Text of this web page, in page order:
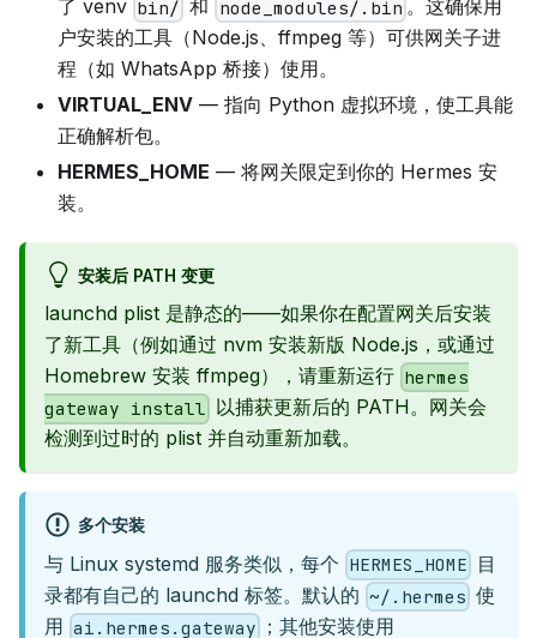
了 venv bin/ 和 node_modules/.bin。这确保用
户安装的工具（Node.js、ffmpeg 等）可供网关子进
程（如 WhatsApp 桥接）使用。
VIRTUAL_ENV — 指向 Python 虚拟环境，使工具能
正确解析包。
HERMES_HOME — 将网关限定到你的 Hermes 安
装。
安装后 PATH 变更
launchd plist 是静态的——如果你在配置网关后安装
了新工具（例如通过 nvm 安装新版 Node.js，或通过
Homebrew 安装 ffmpeg），请重新运行 hermes
gateway install 以捕获更新后的 PATH。网关会
检测到过时的 plist 并自动重新加载。
多个安装
与 Linux systemd 服务类似，每个 HERMES_HOME 目
录都有自己的 launchd 标签。默认的 ~/.hermes 使
用 ai.hermes.gateway ；其他安装使用